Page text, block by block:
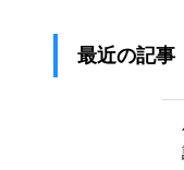
最近の記事